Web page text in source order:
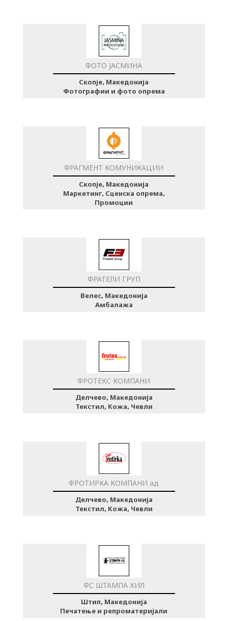
ФОТО ЈАСМИНА
Скопје, Македонија
Фотографии и фото опрема
ФРАГМЕНТ КОМУНИКАЦИИ
Скопје, Македонија
Маркетинг, Сценска опрема,
Промоции
ФРАТЕЛИ ГРУП
Велес, Македонија
Амбалажа
ФРОТЕКС КОМПАНИ
Делчево, Македонија
Текстил, Кожа, Чевли
ФРОТИРКА КОМПАНИ ад
Делчево, Македонија
Текстил, Кожа, Чевли
ФС ШТАМПА ХИЛ
Штип, Македонија
Печатење и репроматеријали